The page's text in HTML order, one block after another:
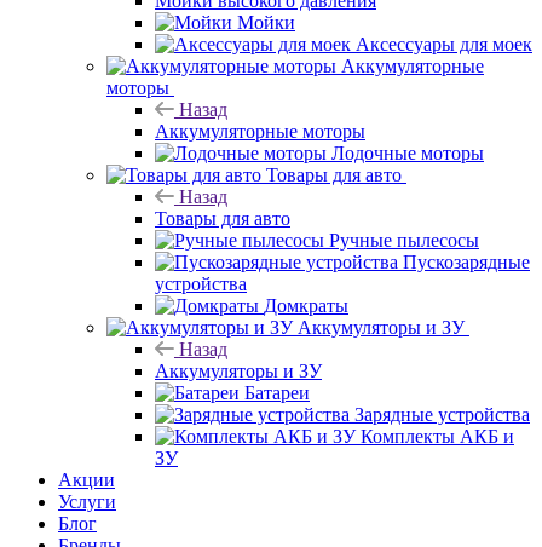
Мойки
Аксессуары для моек
Аккумуляторные
моторы
Назад
Аккумуляторные моторы
Лодочные моторы
Товары для авто
Назад
Товары для авто
Ручные пылесосы
Пускозарядные
устройства
Домкраты
Аккумуляторы и ЗУ
Назад
Аккумуляторы и ЗУ
Батареи
Зарядные устройства
Комплекты АКБ и
ЗУ
Акции
Услуги
Блог